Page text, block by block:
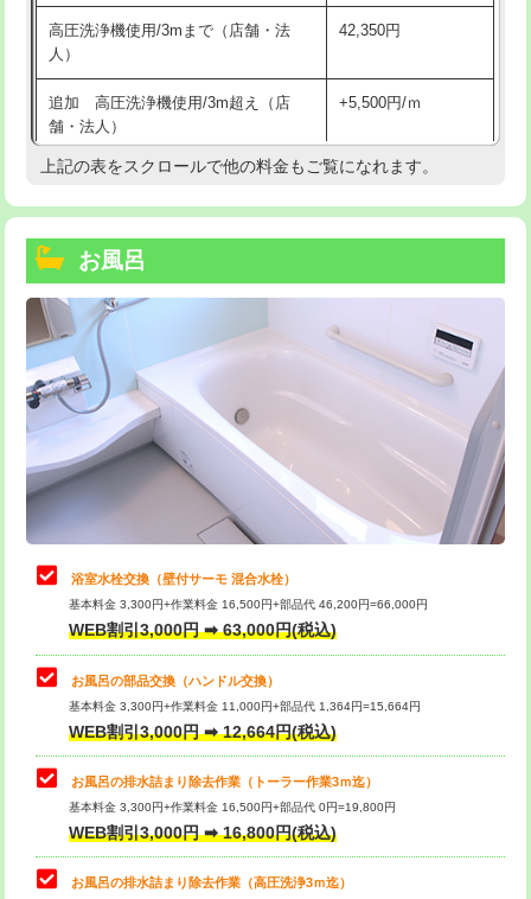
高圧洗浄機使用/3mまで（店舗・法
人）
42,350円
追加 高圧洗浄機使用/3m超え（店
舗・法人）
+5,500円/ｍ
高度高圧洗浄換 現地調査
トーラー機使用/3mまで
追加トーラー機使用/3m超え
カメラ調査 33,000円
桝清掃 8,800円
止水・漏水調査・防水処理・清掃・修
理・調整・分解・加工など（軽作業）
止水・漏水調査・防水処理・清掃・修
理・調整・分解・加工など（中作業）
22,000円
止水・漏水調査・防水処理・清掃・修
理・調整・分解・加工など（重作業）
33,000円
トイレタンク脱着
トイレ便器脱着
タンクレストイレ脱着 33,000円
小便器トイレ脱着
その他部品の脱着 8,800円～
上記の表をスクロールで他の料金もご覧になれます。
お風呂
浴室水栓交換（壁付サーモ 混合水栓）
基本料金 3,300円+作業料金 16,500円+部品代 46,200円=66,000円
WEB割引3,000円 ➡ 63,000円(税込)
お風呂の部品交換（ハンドル交換）
基本料金 3,300円+作業料金 11,000円+部品代 1,364円=15,664円
WEB割引3,000円 ➡ 12,664円(税込)
お風呂の排水詰まり除去作業（トーラー作業3ｍ迄）
基本料金 3,300円+作業料金 16,500円+部品代 0円=19,800円
WEB割引3,000円 ➡ 16,800円(税込)
お風呂の排水詰まり除去作業（高圧洗浄3ｍ迄）